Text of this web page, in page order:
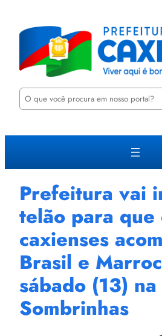
P
u
a
Prefeitura vai
telão para que
caxienses
Brasil e
sábado (13)
Sombrinhas